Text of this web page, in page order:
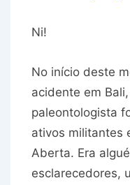
Ni!
No início deste
acidente em
paleontologista
ativos militantes
Aberta. Era
esclarecedores,